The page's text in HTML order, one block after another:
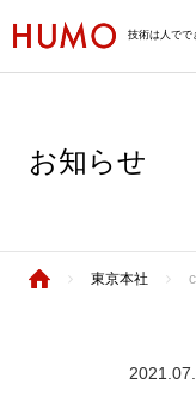
技術は人でで
お知らせ
東京本社